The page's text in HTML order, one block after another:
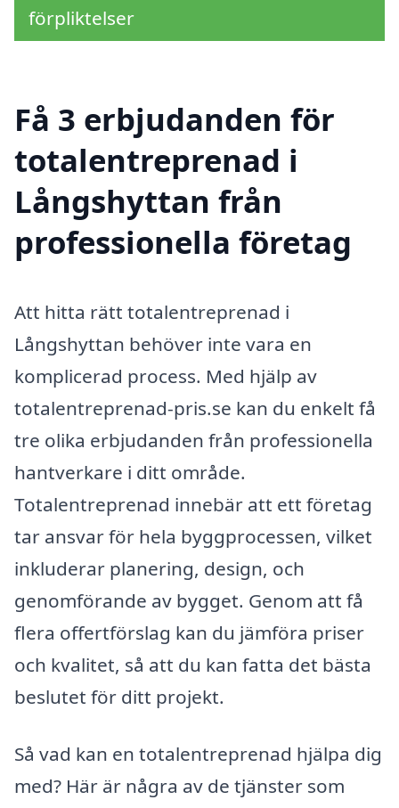
förpliktelser
Få 3 erbjudanden för
totalentreprenad i
Långshyttan från
professionella företag
Att hitta rätt totalentreprenad i
Långshyttan behöver inte vara en
komplicerad process. Med hjälp av
totalentreprenad-pris.se kan du enkelt få
tre olika erbjudanden från professionella
hantverkare i ditt område.
Totalentreprenad innebär att ett företag
tar ansvar för hela byggprocessen, vilket
inkluderar planering, design, och
genomförande av bygget. Genom att få
flera offertförslag kan du jämföra priser
och kvalitet, så att du kan fatta det bästa
beslutet för ditt projekt.
Så vad kan en totalentreprenad hjälpa dig
med? Här är några av de tjänster som